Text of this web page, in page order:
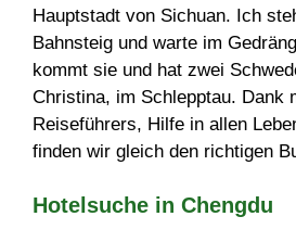
Hauptstadt von Sichuan. Ich
Bahnsteig und warte im
kommt sie und hat zwei
Christina, im Schlepptau. Dank
Reiseführers, Hilfe in allen
finden wir gleich den richtigen
Hotelsuche in Chengdu